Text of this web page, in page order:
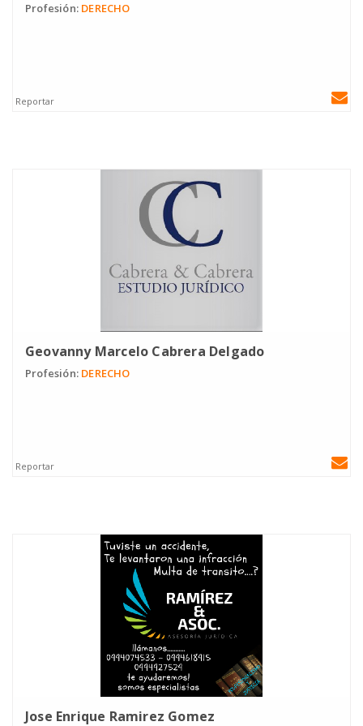
Profesión: DERECHO
Reportar
Geovanny Marcelo Cabrera Delgado
Profesión: DERECHO
Reportar
Jose Enrique Ramirez Gomez